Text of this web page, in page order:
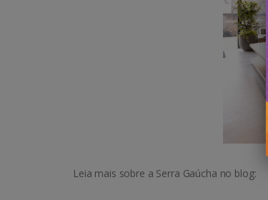
Leia mais sobre a Serra Gaúcha no blog: